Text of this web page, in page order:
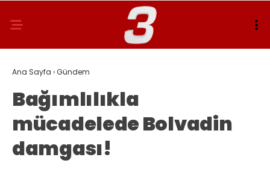
Ana Sayfa ›Gündem
Bağımlılıkla
mücadelede Bolvadin
damgası!